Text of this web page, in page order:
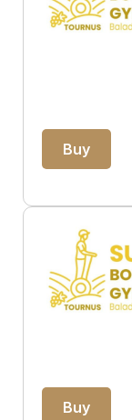
Buy
Buy